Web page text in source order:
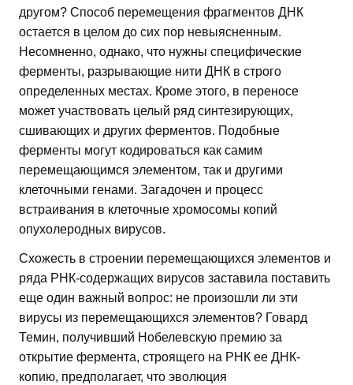
другом? Способ перемещения фрагментов ДНК
остается в целом до сих пор невыясненным.
Несомненно, однако, что нужны специфические
ферменты, разрывающие нити ДНК в строго
определенных местах. Кроме этого, в переносе
может участвовать целый ряд синтезирующих,
сшивающих и других ферментов. Подобные
ферменты могут кодироваться как самим
перемещающимся элементом, так и другими
клеточными генами. Загадочен и процесс
встраивания в клеточные хромосомы копий
опухолеродных вирусов.
Схожесть в строении перемещающихся элементов и
ряда РНК-содержащих вирусов заставила поставить
еще один важный вопрос: не произошли ли эти
вирусы из перемещающихся элементов? Говард
Темин, получивший Нобелевскую премию за
открытие фермента, строящего на РНК ее ДНК-
копию, предполагает, что эволюция